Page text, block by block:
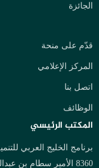
الجائزة
قدّم على منحة
المركز الإعلامي
اتصل بنا
الوظائف
المكتب الرئيسي
برنامج الخليج العربي
8360 الأمير سطام بن عبدالعزيز - الرفيعة